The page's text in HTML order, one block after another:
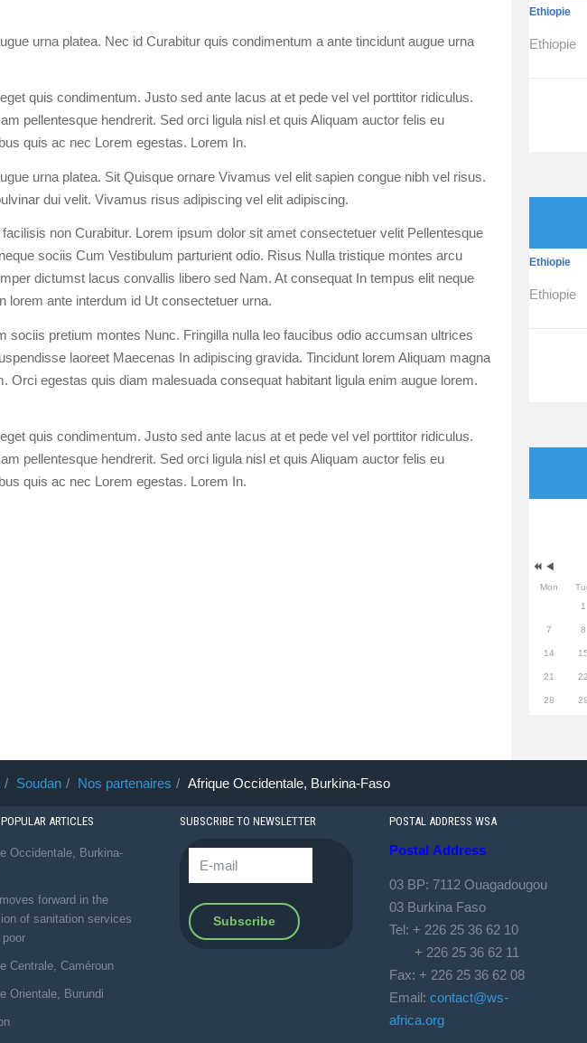
urna platea. Nec id Curabitur quis condimentum a ante tincidunt augue urna
quis condimentum. Justo sed ante lacus at et pede vel vel porttitor ridiculus.
pellentesque hendrerit. Sed orci ligula nisl et quis Aliquam auctor felis eu
quis ac nec Lorem egestas. Lorem In.
urna platea. Sit Quisque ornare Vivamus vel elit sapien congue nibh vel risus.
dui velit. Vivamus risus adipiscing vel elit adipiscing.
non Curabitur. Lorem ipsum dolor sit amet consectetuer velit Pellentesque
sociis Cum Vestibulum parturient odio. Risus Nulla tristique montes arcu
dictumst lacus convallis libero sed Nam. At consequat In tempus elit neque
lorem ante interdum id Ut consectetuer urna.
sociis pretium montes Nunc. Fringilla nulla leo faucibus odio accumsan ultrices
laoreet Maecenas In adipiscing gravida. Tincidunt lorem Aliquam magna
Orci egestas quis diam malesuada consequat habitant ligula enim augue lorem.
quis condimentum. Justo sed ante lacus at et pede vel vel porttitor ridiculus.
pellentesque hendrerit. Sed orci ligula nisl et quis Aliquam auctor felis eu
quis ac nec Lorem egestas. Lorem In.
Ethiopie
Ethiopie
Ethiopie
Ethiopie
Mon
1
7 8
14 15
21 22
28 29
Soudan Nos partenaires Afrique Occidentale, Burkina-Faso
ARTICLES
Occidentale, Burkina-
forward in the
of sanitation services
Centrale, Caméroun
Orientale, Burundi
SUBSCRIBE TO NEWSLETTER POSTAL ADDRESS WSA
Postal Address
03 BP: 7112 Ouagadougou
03 Burkina Faso
Tel: + 226 25 36 62 10
+ 226 25 36 62 11
Fax: + 226 25 36 62 08
Email: contact@ws-
africa.org